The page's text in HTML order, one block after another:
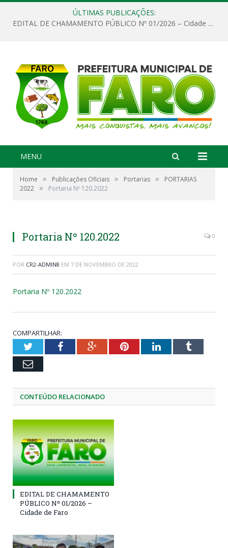
ÚLTIMAS PUBLICAÇÕES:
EDITAL DE CHAMAMENTO PÚBLICO Nº 01/2026 – Cidade de Faro
MENU
Home » Publicações Oficiais » Portarias »
PORTARIAS
2022 » Portaria Nº 120.2022
Portaria Nº 120.2022 0
POR CR2-ADMIN8 EM 7 DE NOVEMBRO DE 2022
Portaria Nº 120.2022
COMPARTILHAR:
TwitterFacebookGoogle+PinterestLinkedInTumblr
Email
CONTEÚDO RELACIONADO
EDITAL DE CHAMAMENTO
PÚBLICO Nº 01/2026 –
Cidade de Faro